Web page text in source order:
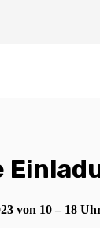
von 10 – 18